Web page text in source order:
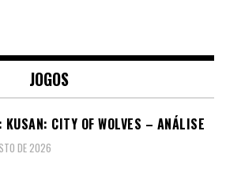
JOGOS
KUSAN: CITY OF WOLVES – ANÁLISE
DE 2026